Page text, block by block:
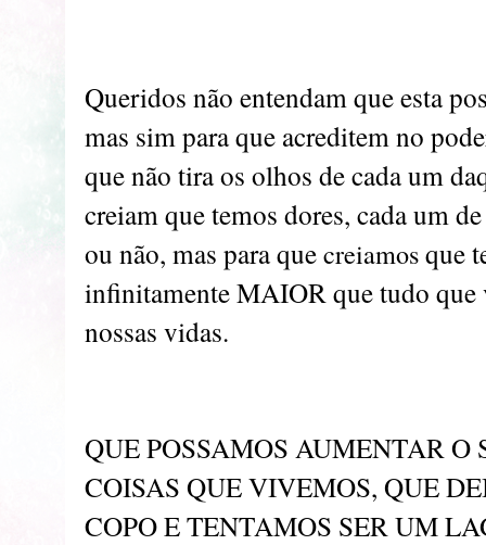
Queridos não entendam que esta
mas sim para que acreditem no
que não tira os olhos de cada um
creiam que temos dores, cada um
ou não, mas para quecreiamosque
infinitamente MAIOR que tudo que
nossas vidas.
QUE POSSAMOS AUMENTAR O
COISAS QUE VIVEMOS, QUE
COPO E TENTAMOS SER UM